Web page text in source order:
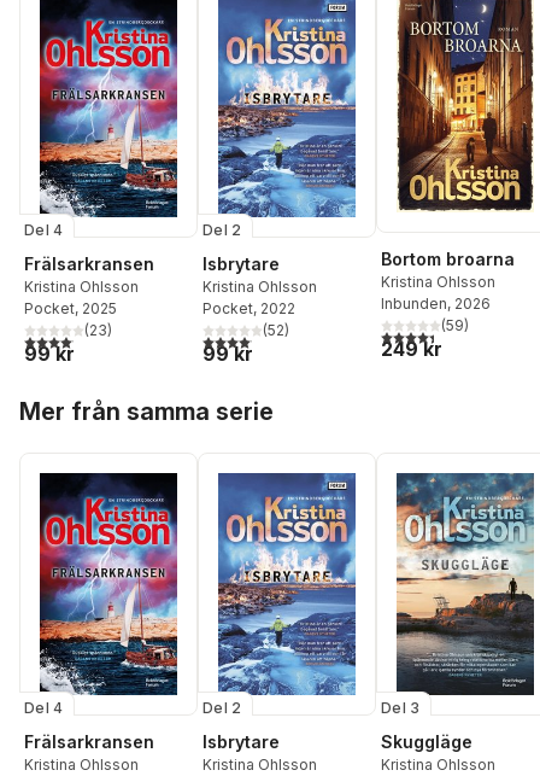
Del 4
Frälsarkransen
Kristina Ohlsson
Pocket, 2025
4,1utav 5 stjärnor. Totalt antal röster:
(23)
99 kr
Del 2
Isbrytare
Kristina Ohlsson
Pocket, 2022
4,1utav 5 stjärnor. Totalt antal röster:
(52)
99 kr
Bortom broarna
Kristina Ohlsson
Inbunden, 2026
4,4utav 5 stjärnor.
(59)
249 kr
Mer från samma serie
Del 4
Frälsarkransen
Kristina Ohlsson
Del 2
Isbrytare
Kristina Ohlsson
Del 3
Skuggläge
Kristina Ohlsson